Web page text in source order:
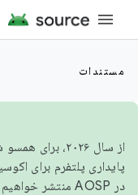
مستندات
از سال ۲۰۲۶،
پایداری پلتفرم برای
در AOSP منتشر خواهیم کرد. برای ساخت و مشارکت در AOSP،